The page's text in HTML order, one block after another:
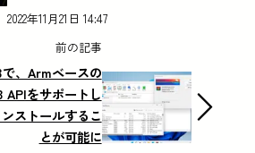
2022年11月21日 14:47
前の記事
、Armベースの
APIをサポートし
ストールするこ
とが可能に